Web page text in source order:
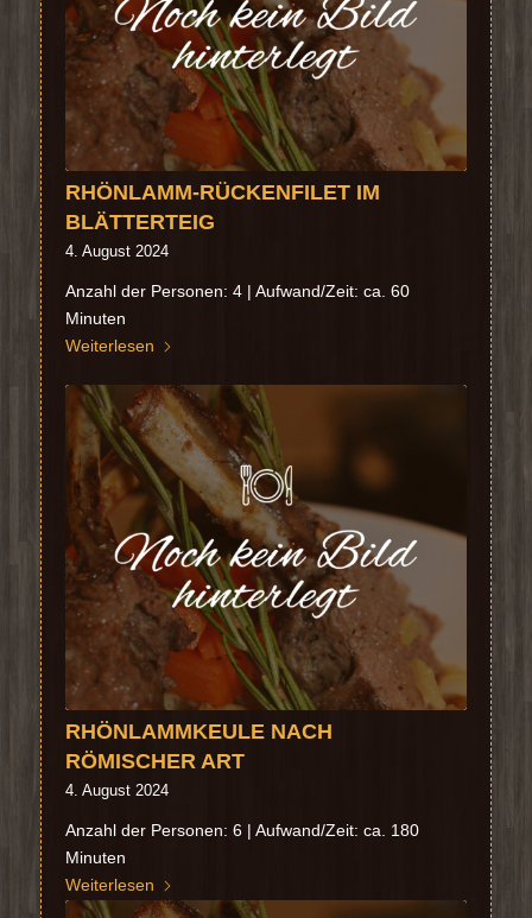
RHÖNLAMM-RÜCKENFILET IM
BLÄTTERTEIG
4. August 2024
Anzahl der Personen: 4 | Aufwand/Zeit: ca. 60
Minuten
Weiterlesen
RHÖNLAMMKEULE NACH
RÖMISCHER ART
4. August 2024
Anzahl der Personen: 6 | Aufwand/Zeit: ca. 180
Minuten
Weiterlesen